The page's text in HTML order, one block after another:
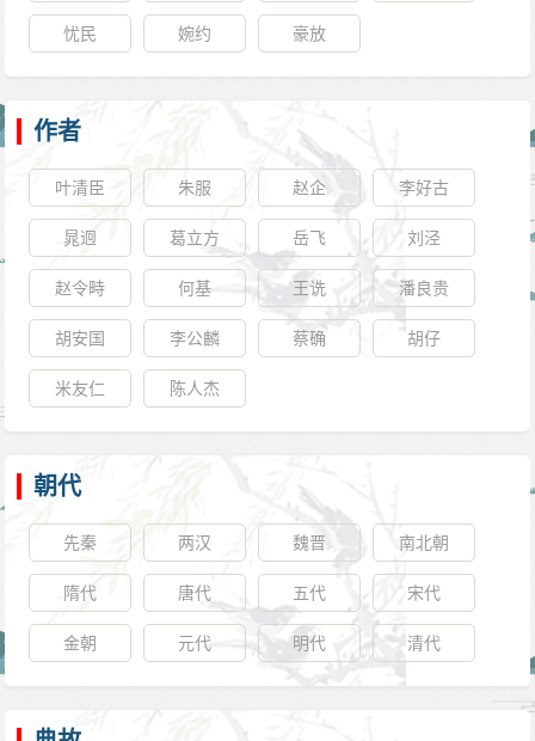
忧民 婉约 豪放
作者
叶清臣 朱服 赵企 李好古
晁迥 葛立方 岳飞 刘泾
赵令畤 何基 王诜 潘良贵
胡安国 李公麟 蔡确 胡仔
米友仁 陈人杰
朝代
先秦 两汉 魏晋 南北朝
隋代 唐代 五代 宋代
金朝 元代 明代 清代